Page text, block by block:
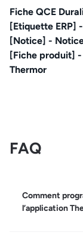
Fiche QCE
[Etiquette ERP]
[Notice] -
[Fiche produit]
Thermor
FAQ
Comment
l’application